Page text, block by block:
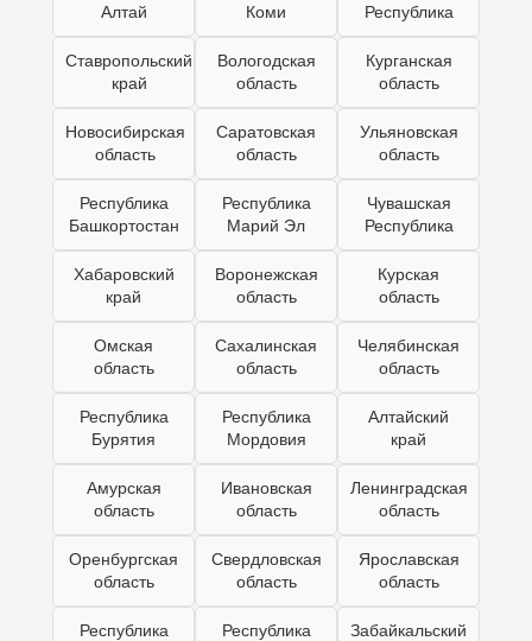
Алтай
Коми
Республика
Ставропольский
край
Вологодская
область
Курганская
область
Новосибирская
область
Саратовская
область
Ульяновская
область
Республика
Башкортостан
Республика
Марий Эл
Чувашская
Республика
Хабаровский
край
Воронежская
область
Курская
область
Омская
область
Сахалинская
область
Челябинская
область
Республика
Бурятия
Республика
Мордовия
Алтайский
край
Амурская
область
Ивановская
область
Ленинградская
область
Оренбургская
область
Свердловская
область
Ярославская
область
Республика
Республика
Забайкальский